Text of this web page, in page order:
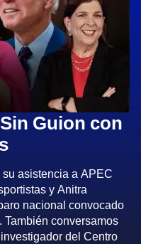
Guion con
asistencia a APEC
y Anitra
nacional convocado
También conversamos
del Centro